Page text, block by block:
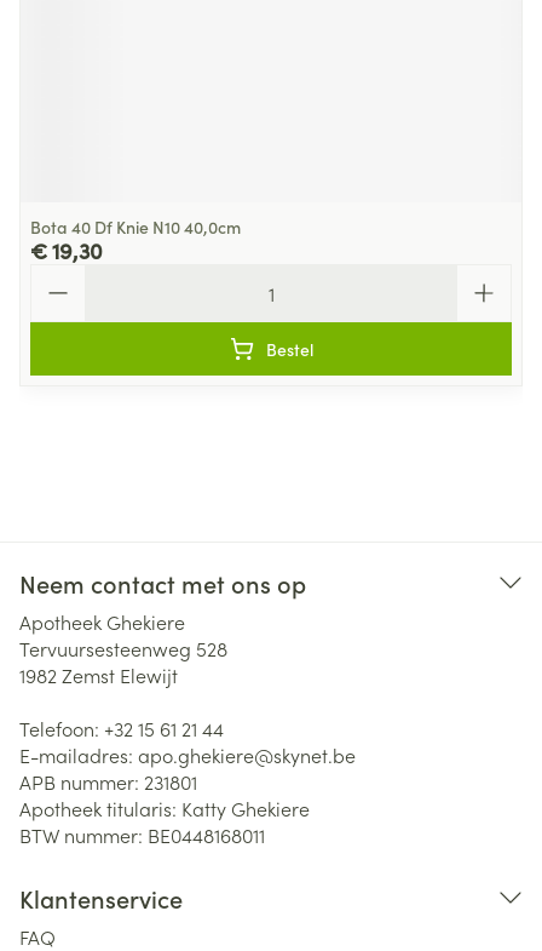
Bota 40 Df Knie N10 40,0cm
€ 19,30
Bestel
Neem contact met ons op
Apotheek Ghekiere
Tervuursesteenweg 528
1982 Zemst Elewijt
Telefoon: +32 15 61 21 44
E-mailadres: apo.ghekiere@skynet.be
APB nummer: 231801
Apotheek titularis: Katty Ghekiere
BTW nummer: BE0448168011
Klantenservice
FAQ